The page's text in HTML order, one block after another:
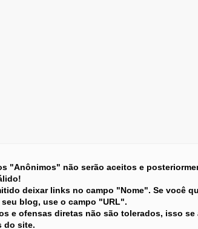
"Anônimos" não serão aceitos e
deixar links no campo "Nome". Se você
blog, use o campo "URL".
e ofensas diretas não são tolerados, isso
do site.